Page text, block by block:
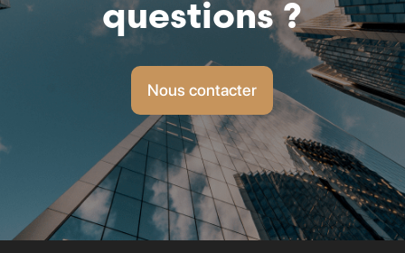
questions ?
Nous contacter